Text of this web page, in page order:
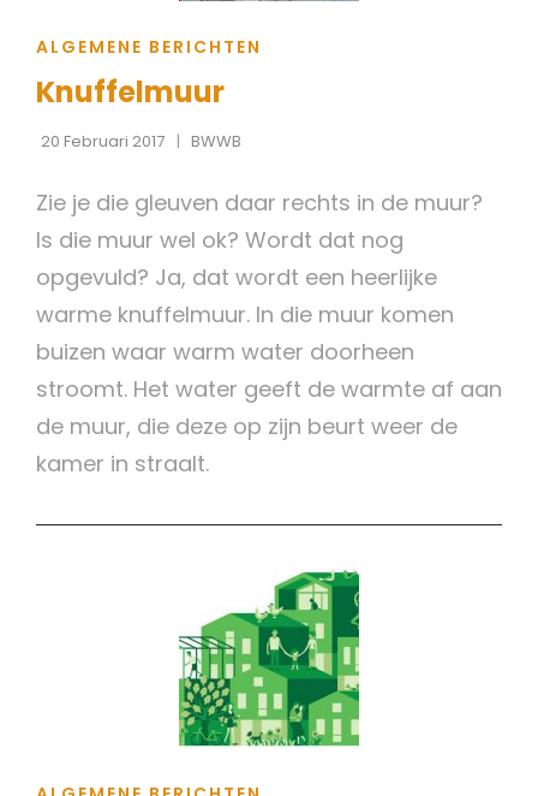
CAT
ALGEMENE BERICHTEN
Knuffelmuur
20 Februari 2017 BWWB
Zie je die gleuven daar rechts in de muur?
Is die muur wel ok? Wordt dat nog
opgevuld? Ja, dat wordt een heerlijke
warme knuffelmuur. In die muur komen
buizen waar warm water doorheen
stroomt. Het water geeft de warmte af aan
de muur, die deze op zijn beurt weer de
kamer in straalt.